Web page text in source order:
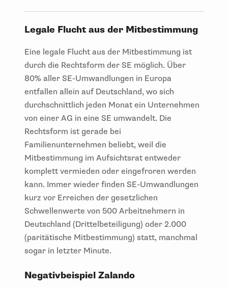
Legale Flucht aus der Mitbestimmung
Eine legale Flucht aus der Mitbestimmung ist
durch die Rechtsform der SE möglich. Über
80% aller SE-Umwandlungen in Europa
entfallen allein auf Deutschland, wo sich
durchschnittlich jeden Monat ein Unternehmen
von einer AG in eine SE umwandelt. Die
Rechtsform ist gerade bei
Familienunternehmen beliebt, weil die
Mitbestimmung im Aufsichtsrat entweder
komplett vermieden oder eingefroren werden
kann. Immer wieder finden SE-Umwandlungen
kurz vor Erreichen der gesetzlichen
Schwellenwerte von 500 Arbeitnehmern in
Deutschland (Drittelbeteiligung) oder 2.000
(paritätische Mitbestimmung) statt, manchmal
sogar in letzter Minute.
Negativbeispiel Zalando